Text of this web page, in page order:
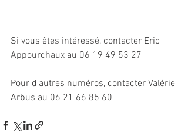
Si vous êtes intéressé, contacter Eric
Appourchaux au 06 19 49 53 27
Pour d'autres numéros, contacter Valérie
Arbus au 06 21 66 85 60